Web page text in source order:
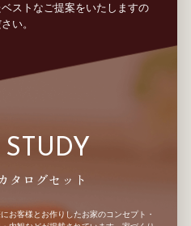
ストなご提案をいたしますの
い。
タログセット
お客様とお作りしたお家のコンセプト・